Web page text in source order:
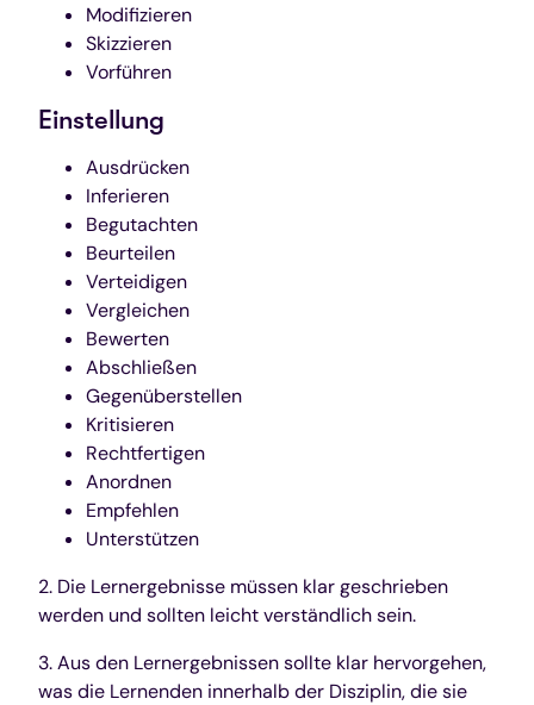
Modifizieren
Skizzieren
Vorführen
Einstellung
Ausdrücken
Inferieren
Begutachten
Beurteilen
Verteidigen
Vergleichen
Bewerten
Abschließen
Gegenüberstellen
Kritisieren
Rechtfertigen
Anordnen
Empfehlen
Unterstützen
2. Die Lernergebnisse müssen klar geschrieben
werden und sollten leicht verständlich sein.
3. Aus den Lernergebnissen sollte klar hervorgehen,
was die Lernenden innerhalb der Disziplin, die sie